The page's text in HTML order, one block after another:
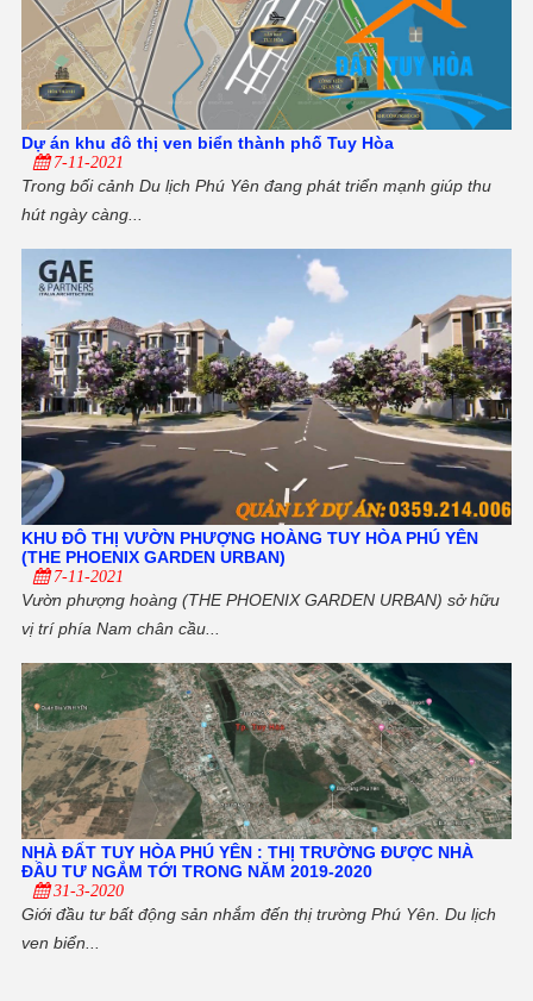
Dự án khu đô thị ven biển thành phố Tuy Hòa
7-11-2021
Trong bối cảnh Du lịch Phú Yên đang phát triển mạnh giúp thu
hút ngày càng...
KHU ĐÔ THỊ VƯỜN PHƯỢNG HOÀNG TUY HÒA PHÚ YÊN
(THE PHOENIX GARDEN URBAN)
7-11-2021
Vườn phượng hoàng (THE PHOENIX GARDEN URBAN) sở hữu
vị trí phía Nam chân cầu...
NHÀ ĐẤT TUY HÒA PHÚ YÊN : THỊ TRƯỜNG ĐƯỢC NHÀ
ĐẦU TƯ NGẮM TỚI TRONG NĂM 2019-2020
31-3-2020
Giới đầu tư bất động sản nhắm đến thị trường Phú Yên. Du lịch
ven biển...